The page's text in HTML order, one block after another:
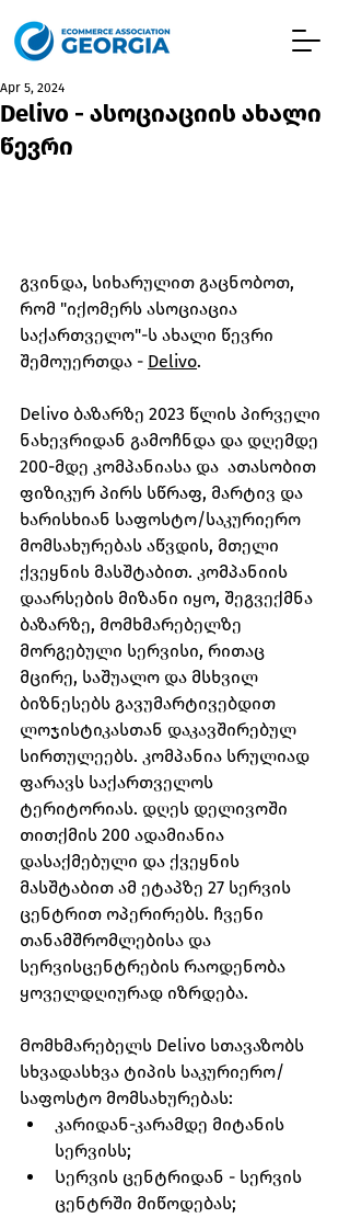
Delivo - ასოციაციის ახალი
წევრი
Apr 5, 2024
გვინდა, სიხარულით გაცნობოთ,
რომ "იქომერს ასოციაცია
საქართველო"-ს ახალი წევრი
შემოუერთდა - Delivo.
Delivo ბაზარზე 2023 წლის პირველი
ნახევრიდან გამოჩნდა და დღემდე
200-მდე კომპანიასა და  ათასობით
ფიზიკურ პირს სწრაფ, მარტივ და
ხარისხიან საფოსტო/საკურიერო
მომსახურებას აწვდის, მთელი
ქვეყნის მასშტაბით. კომპანიის
დაარსების მიზანი იყო, შეგვექმნა
ბაზარზე, მომხმარებელზე
მორგებული სერვისი, რითაც
მცირე, საშუალო და მსხვილ
ბიზნესებს გავუმარტივებდით
ლოჯისტიკასთან დაკავშირებულ
სირთულეებს. კომპანია სრულიად
ფარავს საქართველოს
ტერიტორიას. დღეს დელივოში
თითქმის 200 ადამიანია
დასაქმებული და ქვეყნის
მასშტაბით ამ ეტაპზე 27 სერვის
ცენტრით ოპერირებს. ჩვენი
თანამშრომლებისა და
სერვისცენტრების რაოდენობა
ყოველდღიურად იზრდება.
Მომხმარებელს Delivo სთავაზობს
სხვადასხვა ტიპის საკურიერო/
საფოსტო მომსახურებას:
კარიდან-კარამდე მიტანის
სერვისს;
Სერვის ცენტრიდან - სერვის
ცენტრში მიწოდებას;